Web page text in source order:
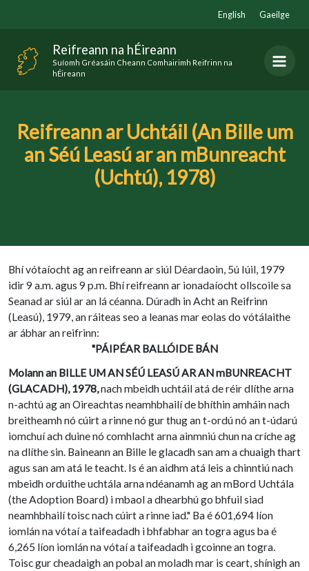
English Gaeilge
Reifreann na hÉireann
Suíomh Gréasáin Cheann Comhairimh Reifrinn na
hÉireann
Reifreann ar Uchtáil (An Bille um
an Séú Leasú ar an mBunreacht
(Uchtú), 1978)
Bhí vótaíocht ag an reifreann ar siúl Déardaoin, 5ú Iúil, 1979
idir 9 a.m. agus 9 p.m. Bhí reifreann ar ionadaíocht ollscoile sa
Seanad ar siúl ar an lá céanna. Dúradh in Acht an Reifrinn
(Leasú), 1979, an ráiteas seo a leanas mar eolas do vótálaithe
ar ábhar an reifrinn:
"PÁIPÉAR BALLÓIDE BÁN
Molann an BILLE UM AN SÉÚ LEASÚ AR AN mBUNREACHT
(GLACADH), 1978,nach mbeidh uchtáil atá de réir dlíthe arna
n-achtú ag an Oireachtas neamhbhailí de bhíthin amháin nach
breitheamh nó cúirt a rinne nó gur thug an t-ordú nó an t-údarú
iomchuí ach duine nó comhlacht arna ainmniú chun na críche ag
na dlíthe sin. Baineann an Bille le glacadh san am a chuaigh thart
agus san am atá le teacht. Is é an aidhm atá leis a chinntiú nach
mbeidh orduithe uchtála arna ndéanamh ag an mBord Uchtála
(the Adoption Board) i mbaol a dhearbhú go bhfuil siad
neamhbhailí toisc nach cúirt a rinne iad." Ba é 601,694 líon
iomlán na vótaí a taifeadadh i bhfabhar an togra agus ba é
6,265 líon iomlán na vótaí a taifeadadh i gcoinne an togra.
Toisc gur cheadaigh an pobal an moladh mar is ceart, shínigh an